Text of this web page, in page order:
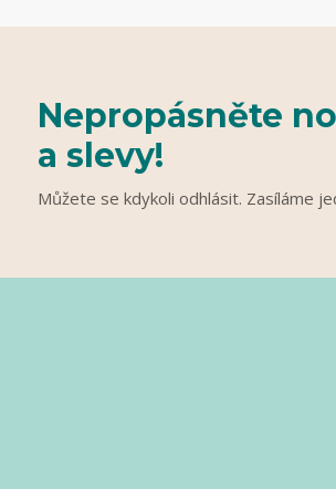
Nepropásněte
a slevy!
Můžete se kdykoli odhlásit. Zasíláme